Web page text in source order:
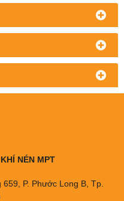
NÉN MPT
P. Phước Long B, Tp.